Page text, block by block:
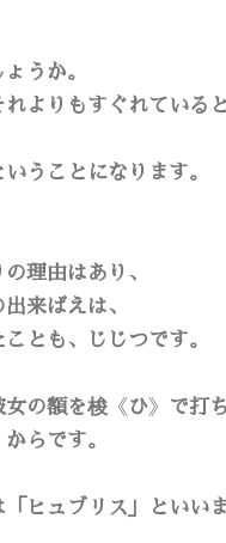
うか。
よりもすぐれていると
うことになります。
理由はあり、
来ばえは、
とも、じじつです。
女の額を梭 《ひ》
で打
らです。
ヒュブリス」とい